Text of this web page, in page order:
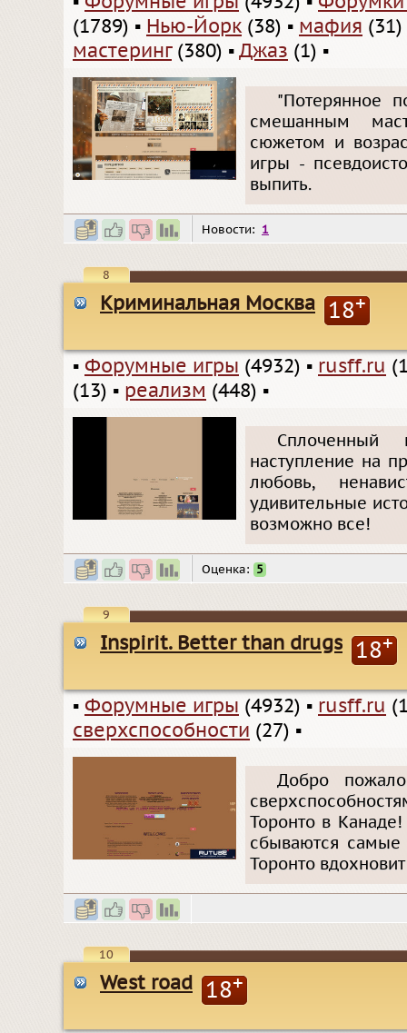
(1789) ▪ Нью-Йорк (38) ▪ мафия (31)
мастеринг(380) ▪ Джаз (1) ▪
"Потерянное
смешанным
сюжетом и
игры -
выпить.
Новости: 1
8
Криминальная Москва 18+
▪ Форумные игры (4932) ▪ rusff.ru
(13) ▪ реализм (448) ▪
Сплоченный
наступление на
любовь,
удивительные
возможно все!
Оценка: 5
9
Inspirit. Better than drugs 18+
▪ Форумные игры (4932) ▪ rusff.ru
сверхспособности (27) ▪
Добро
Торонто в
сбываются
Торонто
10
West road 18+